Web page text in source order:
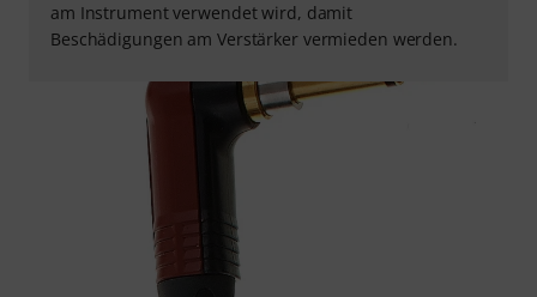
am Instrument verwendet wird, damit
Beschädigungen am Verstärker vermieden werden.